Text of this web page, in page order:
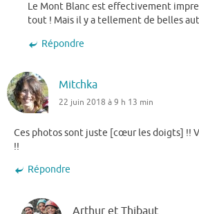
Le Mont Blanc est effectivement
tout ! Mais il y a tellement de belles
Répondre
Mitchka
22 juin 2018 à 9 h 13 min
Ces photos sont juste [cœur les doigts] !!
!!
Répondre
Arthur et Thibaut